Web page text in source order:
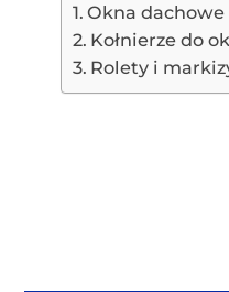
Okna dachowe
Kołnierze do
Rolety i